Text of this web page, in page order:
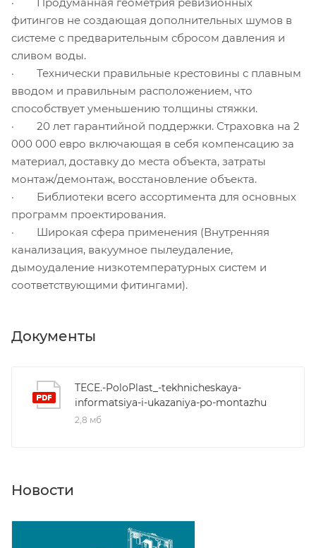
фитингов не создающая дополнительных шумов в
системе с предварительным сбросом давления и
сливом воды.
· Технически правильные крестовины с плавным
вводом и правильным расположением, что
способствует уменьшению толщины стяжки.
· 20 лет гарантийной поддержки. Страховка на 2
000 000 евро включающая в себя компенсацию за
материал, доставку до места объекта, затраты
монтаж/демонтаж, восстановление объекта.
· Библиотеки всего ассортимента для основных
программ проектирования.
· Широкая сфера применения (Внутренняя
канализация, вакуумное пылеудаление,
дымоудаление низкотемпературных систем и
соответствующими фитингами).
Документы
TECE.-PoloPlast_-tekhnicheskaya-
informatsiya-i-ukazaniya-po-montazhu
2,8 мб
Новости